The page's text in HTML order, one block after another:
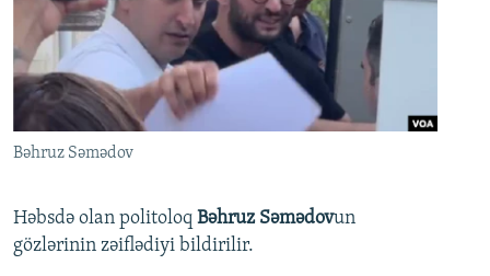
Bəhruz Səmədov
Həbsdə olan politoloq Bəhruz Səmədovun
gözlərinin zəiflədiyi bildirilir.